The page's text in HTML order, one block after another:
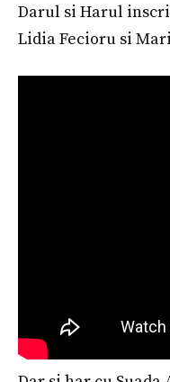
Darul si Harul
Lidia Fecioru si